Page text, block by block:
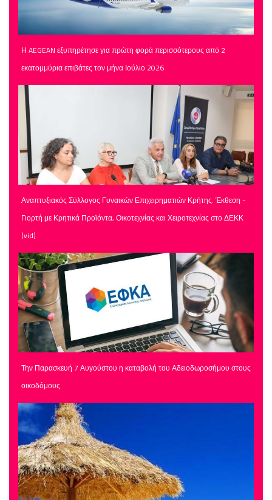
Η AEGEAN εξυπηρέτησε για πρώτη φορά περισσότερους από 2
εκατομμύρια επιβάτες τον μήνα Ιούλιο 2026
Αναπτυξιακός Σύλλογος Γυναικών Επιχειρηματιών Κρήτης. Έκθεση -
Γιορτή με Κρητικά Προϊόντα, Οικοτεχνίας και Χειροτεχνίας στο ΔΕΚΚ
(vid)
Την Παρασκευή 7 Αυγούστου η καταβολή του Αδειοδωροσήμου στους
οικοδόμους